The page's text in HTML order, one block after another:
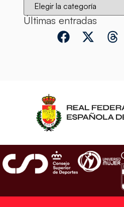
Últimas entradas